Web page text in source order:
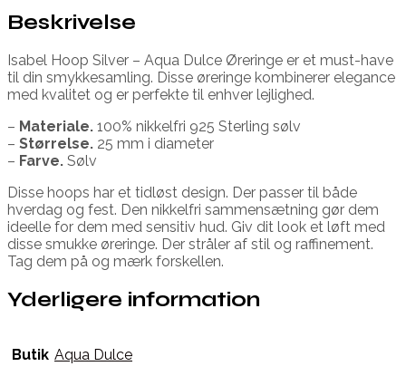
Beskrivelse
Isabel Hoop Silver – Aqua Dulce Øreringe er et must-have
til din smykkesamling. Disse øreringe kombinerer elegance
med kvalitet og er perfekte til enhver lejlighed.
– Materiale. 100% nikkelfri 925 Sterling sølv
– Størrelse. 25 mm i diameter
– Farve. Sølv
Disse hoops har et tidløst design. Der passer til både
hverdag og fest. Den nikkelfri sammensætning gør dem
ideelle for dem med sensitiv hud. Giv dit look et løft med
disse smukke øreringe. Der stråler af stil og raffinement.
Tag dem på og mærk forskellen.
Yderligere information
Butik Aqua Dulce